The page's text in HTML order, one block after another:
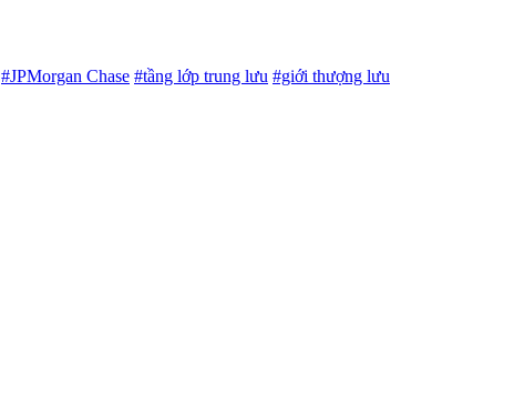
#JPMorgan Chase #tầng lớp trung lưu #giới thượng lưu